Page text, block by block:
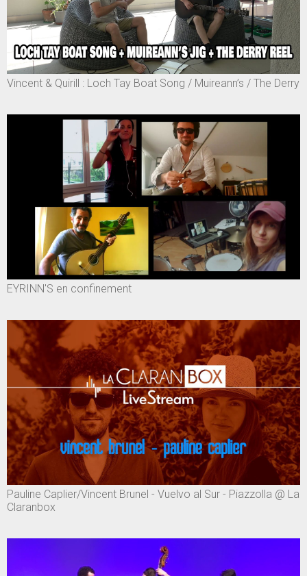
Vincent & Quirill : Loch Tay Boat Song / Muireann’s / The Derry
EYRINN'S en confinement
Pauline Caplier/Vincent Brunel - Vuelvo al Sur - Piazzolla @ La
Claranbox